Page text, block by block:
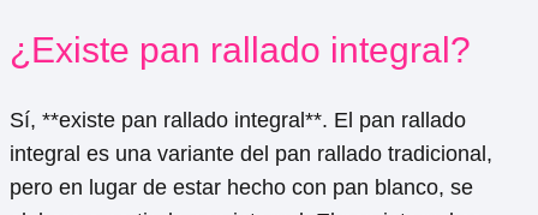
¿Existe pan rallado integral?
Sí, **existe pan rallado integral**. El pan rallado
integral es una variante del pan rallado tradicional,
pero en lugar de estar hecho con pan blanco, se